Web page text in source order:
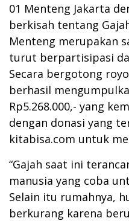
01 Menteng Jakarta
berkisah tentang
Menteng merupakan
turut berpartisipasi
Secara bergotong
berhasil
Rp5.268.000,- yang
dengan donasi yang
kitabisa.com untuk
“Gajah saat ini
manusia yang coba
Selain itu rumahnya,
berkurang karena